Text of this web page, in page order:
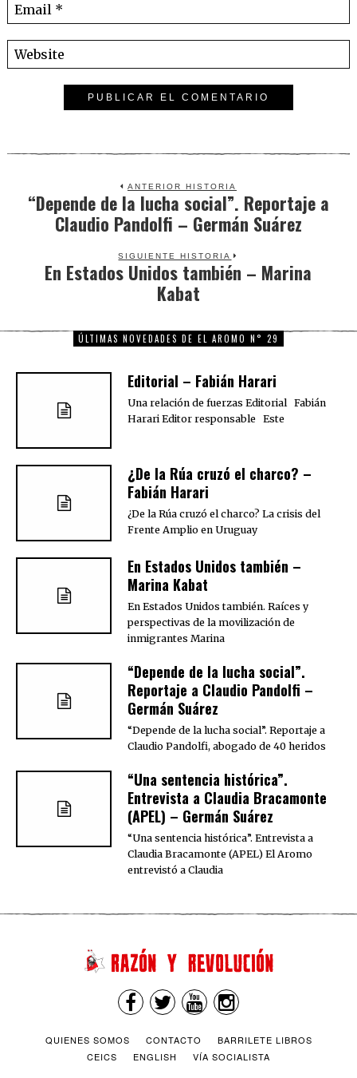
ANTERIOR HISTORIA
Previous
post:
“Depende de la lucha social”. Reportaje a
Claudio Pandolfi – Germán Suárez
SIGUIENTE HISTORIA
Next
post:
En Estados Unidos también – Marina
Kabat
ÚLTIMAS NOVEDADES DE EL AROMO N° 29
Editorial – Fabián Harari
Una relación de fuerzas Editorial Fabián
Harari Editor responsable Este
¿De la Rúa cruzó el charco? –
Fabián Harari
¿De la Rúa cruzó el charco? La crisis del
Frente Amplio en Uruguay
En Estados Unidos también –
Marina Kabat
En Estados Unidos también. Raíces y
perspectivas de la movilización de
inmigrantes Marina
“Depende de la lucha social”.
Reportaje a Claudio Pandolfi –
Germán Suárez
“Depende de la lucha social”. Reportaje a
Claudio Pandolfi, abogado de 40 heridos
“Una sentencia histórica”.
Entrevista a Claudia Bracamonte
(APEL) – Germán Suárez
“Una sentencia histórica”. Entrevista a
Claudia Bracamonte (APEL) El Aromo
entrevistó a Claudia
QUIENES SOMOS CONTACTO
BARRILETE LIBROS
CEICS
ENGLISH VÍA SOCIALISTA